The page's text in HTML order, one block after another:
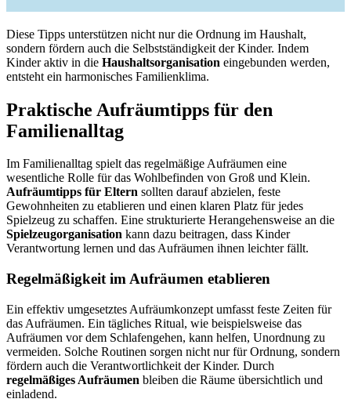
Diese Tipps unterstützen nicht nur die Ordnung im Haushalt,
sondern fördern auch die Selbstständigkeit der Kinder. Indem
Kinder aktiv in die Haushaltsorganisation eingebunden werden,
entsteht ein harmonisches Familienklima.
Praktische Aufräumtipps für den
Familienalltag
Im Familienalltag spielt das regelmäßige Aufräumen eine
wesentliche Rolle für das Wohlbefinden von Groß und Klein.
Aufräumtipps für Eltern sollten darauf abzielen, feste
Gewohnheiten zu etablieren und einen klaren Platz für jedes
Spielzeug zu schaffen. Eine strukturierte Herangehensweise an die
Spielzeugorganisation kann dazu beitragen, dass Kinder
Verantwortung lernen und das Aufräumen ihnen leichter fällt.
Regelmäßigkeit im Aufräumen etablieren
Ein effektiv umgesetztes Aufräumkonzept umfasst feste Zeiten für
das Aufräumen. Ein tägliches Ritual, wie beispielsweise das
Aufräumen vor dem Schlafengehen, kann helfen, Unordnung zu
vermeiden. Solche Routinen sorgen nicht nur für Ordnung, sondern
fördern auch die Verantwortlichkeit der Kinder. Durch
regelmäßiges Aufräumen bleiben die Räume übersichtlich und
einladend.